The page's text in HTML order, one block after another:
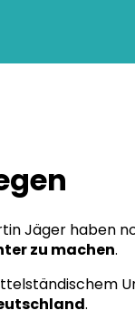
Jäger haben
zu machen.
.